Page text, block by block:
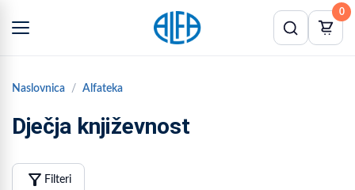
0
Naslovnica Alfateka
Dječja književnost
filter_alt Filteri